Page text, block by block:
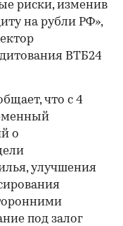
риски, изменив
на рубли РФ»,
ВТБ24
что с 4
о
улучшения
под залог